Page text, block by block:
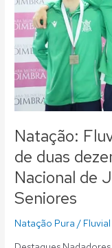
Natação:
de duas
Nacional de
Seniores
Natação Pura / Fluvial
duas
dezenas
de
medalhas
no
Nacional
de
Juvenis,
Juniores
e
Seniores